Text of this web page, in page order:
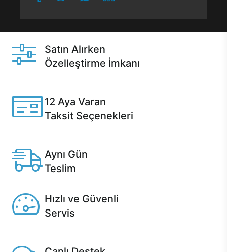
Satın Alırken
Özelleştirme İmkanı
12 Aya Varan
Taksit Seçenekleri
Aynı Gün
Teslim
Hızlı ve Güvenli
Servis